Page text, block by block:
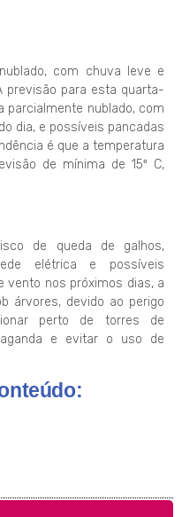
com chuva leve e
previsão para esta quarta-
parcialmente nublado, com
dia, e possíveis pancadas
é que a temperatura
de mínima de 15º C,
de queda de galhos,
elétrica e possíveis
vento nos próximos dias, a
árvores, devido ao perigo
perto de torres de
e evitar o uso de